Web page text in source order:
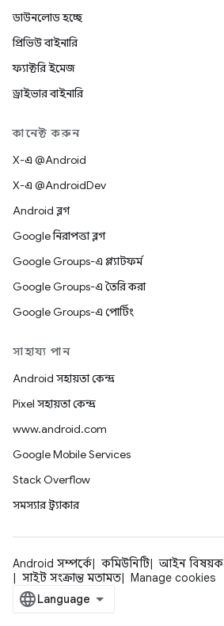
ডাউনলোড হচ্ছে
প্রিভিউ বাইনারি
ফ্যাক্টরি ইমেজ
ড্রাইভার বাইনারি
কানেক্ট করুন
X-এ @Android
X-এ @AndroidDev
Android ব্লগ
Google নিরাপত্তা ব্লগ
Google Groups-এ প্ল্যাটফর্ম
Google Groups-এ তৈরি করা
Google Groups-এ পোর্টিং
সাহায্য পান
Android সহায়তা কেন্দ্র
Pixel সহায়তা কেন্দ্র
www.android.com
Google Mobile Services
Stack Overflow
সমস্যার ট্র্যাকার
Android সম্পর্কে কমিউনিটি আইন বিষয়ক
সাইট সংক্রান্ত মতামত
Manage cookies